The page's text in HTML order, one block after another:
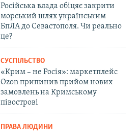
Російська влада обіцяє закрити
морський шлях українським
БпЛА до Севастополя. Чи реально
це?
СУСПІЛЬСТВО
«Крим – не Росія»: маркетплейс
Ozon припинив прийом нових
замовлень на Кримському
півострові
ПРАВА ЛЮДИНИ